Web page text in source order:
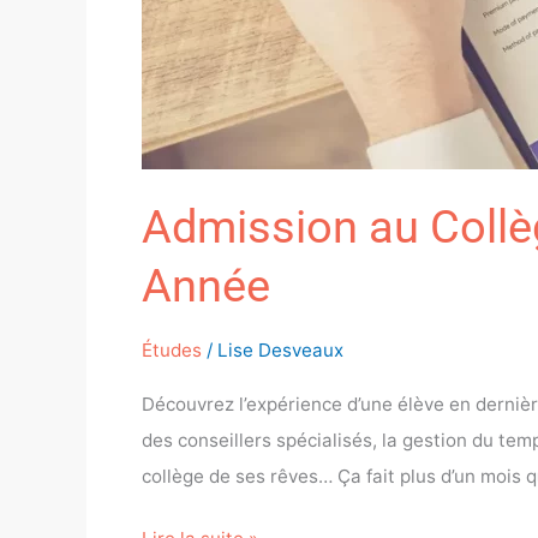
Admission au
Année
Études / Lise Desveaux
Découvrez l’expérience d’une élève en
des conseillers spécialisés, la gestion du
collège de ses rêves… Ça fait plus d’un mois